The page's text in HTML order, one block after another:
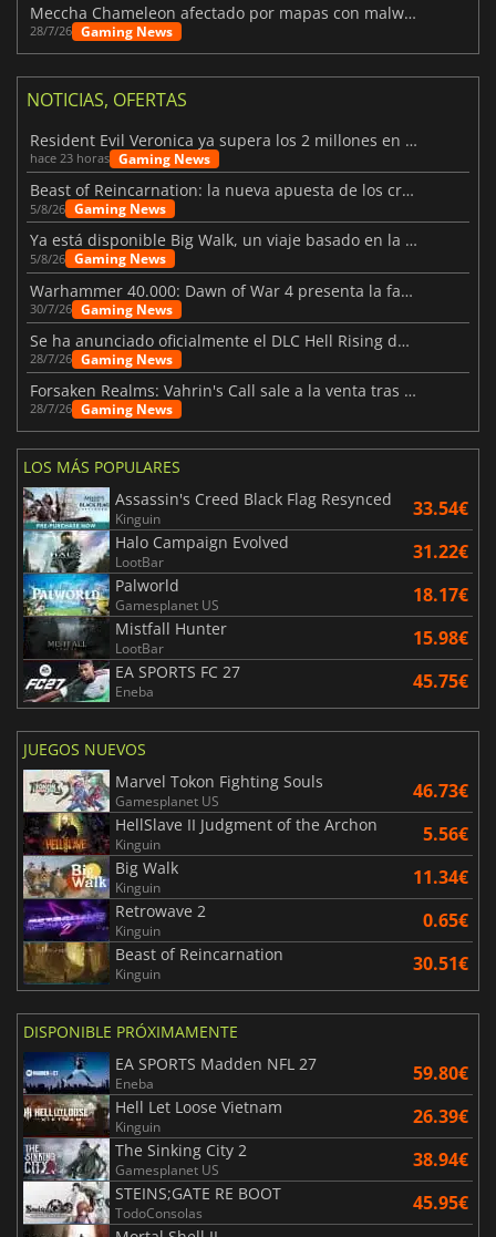
Meccha Chameleon afectado por mapas con malware y Discord
28/7/26 Gaming News
NOTICIAS, OFERTAS
Resident Evil Veronica ya supera los 2 millones en listas de deseados
hace 23 horas Gaming News
Beast of Reincarnation: la nueva apuesta de los creadores de Pokémon
5/8/26 Gaming News
Ya está disponible Big Walk, un viaje basado en la amistad
5/8/26 Gaming News
Warhammer 40.000: Dawn of War 4 presenta la facción de los Necrones
30/7/26 Gaming News
Se ha anunciado oficialmente el DLC Hell Rising de Nioh 3
28/7/26 Gaming News
Forsaken Realms: Vahrin's Call sale a la venta tras una década
28/7/26 Gaming News
LOS MÁS POPULARES
Assassin's Creed Black Flag Resynced
Kinguin 33.54€
Halo Campaign Evolved
LootBar 31.22€
Palworld
Gamesplanet US 18.17€
Mistfall Hunter
LootBar 15.98€
EA SPORTS FC 27
Eneba 45.75€
JUEGOS NUEVOS
Marvel Tokon Fighting Souls
Gamesplanet US 46.73€
HellSlave II Judgment of the Archon
Kinguin 5.56€
Big Walk
Kinguin 11.34€
Retrowave 2
Kinguin 0.65€
Beast of Reincarnation
Kinguin 30.51€
DISPONIBLE PRÓXIMAMENTE
EA SPORTS Madden NFL 27
Eneba 59.80€
Hell Let Loose Vietnam
Kinguin 26.39€
The Sinking City 2
Gamesplanet US 38.94€
STEINS;GATE RE BOOT
TodoConsolas 45.95€